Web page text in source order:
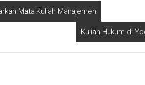
Mata Kuliah Manajemen
Kuliah Hukum di